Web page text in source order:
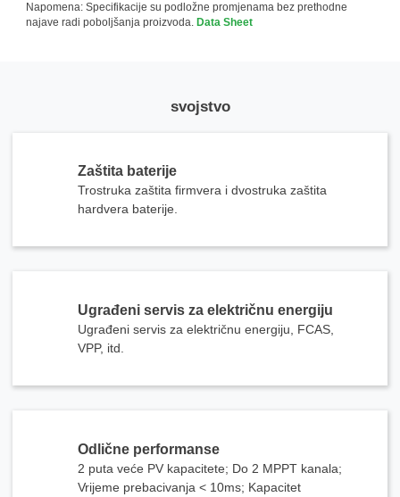
Napomena: Specifikacije su podložne promjenama bez prethodne
najave radi poboljšanja proizvoda.
Data Sheet
svojstvo
Zaštita baterije
Trostruka zaštita firmvera i dvostruka zaštita
hardvera baterije.
Ugrađeni servis za električnu energiju
Ugrađeni servis za električnu energiju, FCAS,
VPP, itd.
Odlične performanse
2 puta veće PV kapacitete; Do 2 MPPT kanala;
Vrijeme prebacivanja < 10ms; Kapacitet